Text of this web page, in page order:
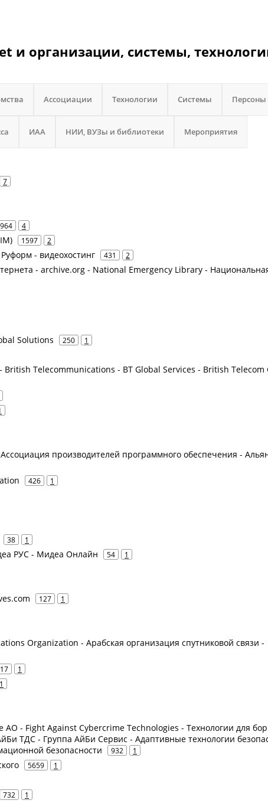
и организации, системы,
Ассоциации Технологии Системы Персоны
ИАА НИИ, ВУЗы и библиотеки Мероприятия
7
4
1597 2
- видеохостинг 431 2
- archive.org - National Emergency Library -
Solutions 250 1
British Telecommunications - BT Global Services - British Telecom
производителей программного обеспечения -
426 1
38 1
РУС - Мидеа Онлайн 54 1
127 1
Organization - Арабская организация спутниковой связи -
17 1
1
АО - Fight Against Cybercrime Technologies - Технологии для
ТДС - Группа АйБи Сервис - Адаптивные технологии
безопасности
932 1
5659 1
732 1